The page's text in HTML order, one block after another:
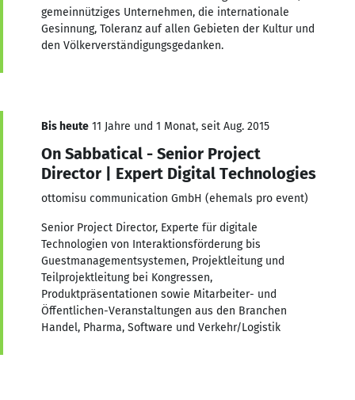
gemeinnütziges Unternehmen, die internationale
Gesinnung, Toleranz auf allen Gebieten der Kultur und
den Völkerverständigungsgedanken.
Bis heute 11 Jahre und 1 Monat, seit Aug. 2015
On Sabbatical - Senior Project
Director | Expert Digital Technologies
ottomisu communication GmbH (ehemals pro event)
Senior Project Director, Experte für digitale
Technologien von Interaktionsförderung bis
Guestmanagementsystemen, Projektleitung und
Teilprojektleitung bei Kongressen,
Produktpräsentationen sowie Mitarbeiter- und
Öffentlichen-Veranstaltungen aus den Branchen
Handel, Pharma, Software und Verkehr/Logistik